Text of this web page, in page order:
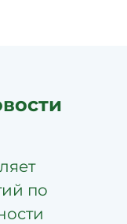
по